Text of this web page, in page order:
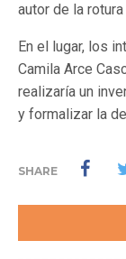
autor de la
En el lugar, los
Camila Arce
realizaría un
y formalizar la
SHARE